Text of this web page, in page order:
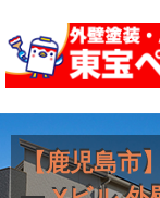
【鹿児島市